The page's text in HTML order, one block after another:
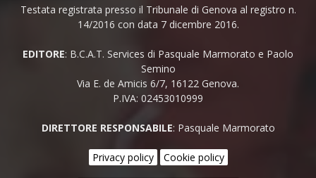
Testata registrata presso il Tribunale di Genova al registro n.
14/2016 con data 7 dicembre 2016.
EDITORE: B.C.A.T. Services di Pasquale Marmorato e Paolo
Semino
Via E. de Amicis 6/7, 16122 Genova.
P.IVA: 02453010999
DIRETTORE RESPONSABILE: Pasquale Marmorato
Privacy policy Cookie policy